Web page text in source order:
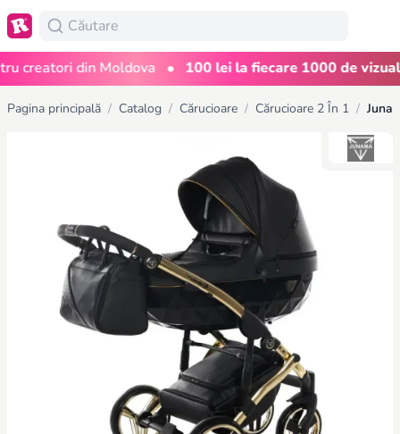
din Moldova • 100 lei la fiecare 1000 de
Pagina principală / Catalog / Cărucioare / Cărucioare 2 În 1 /